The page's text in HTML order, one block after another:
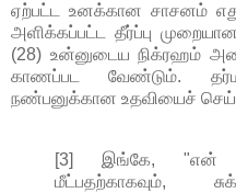
ஏற்பட்ட உனக்கான சாசனம்
அளிக்கப்பட்ட தீர்ப்பு
(28) உன்னுடைய நிக்ரஹம்
காணப்பட வேண்டும்.
நண்பனுக்கான உதவியைச்
[3] இங்கே, "என்
மீட்பதற்காகவும்,